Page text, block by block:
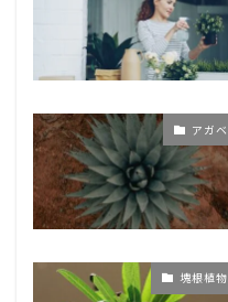
アガベ
塊根植物